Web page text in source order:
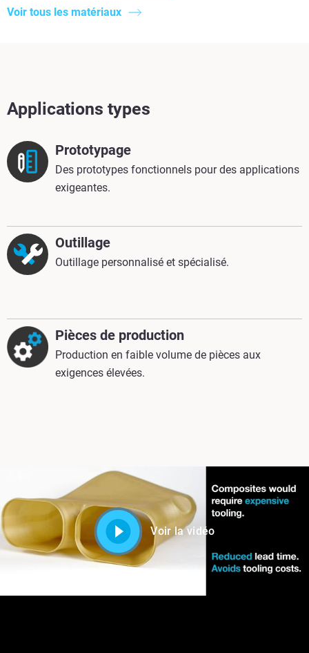
Voir tous les matériaux
Applications types
Prototypage
Des prototypes fonctionnels pour des applications
exigeantes.
Outillage
Outillage personnalisé et spécialisé.
Pièces de production
Production en faible volume de pièces aux
exigences élevées.
Voir la vidéo